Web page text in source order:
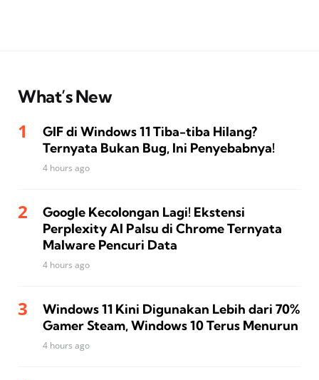
What’s New
GIF di Windows 11 Tiba-tiba Hilang?
Ternyata Bukan Bug, Ini Penyebabnya!
4 hours ago
Google Kecolongan Lagi! Ekstensi
Perplexity AI Palsu di Chrome Ternyata
Malware Pencuri Data
4 hours ago
Windows 11 Kini Digunakan Lebih dari 70%
Gamer Steam, Windows 10 Terus Menurun
4 hours ago